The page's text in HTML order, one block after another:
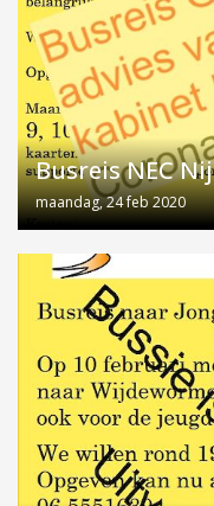
Busreis NEC
maandag, 24 feb 2020